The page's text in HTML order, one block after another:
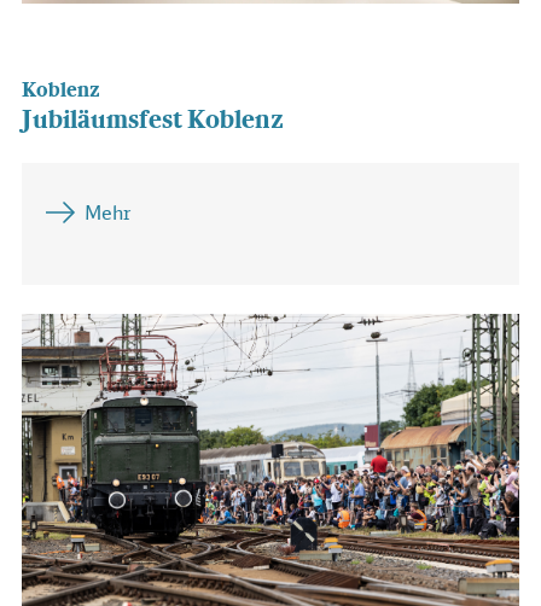
Koblenz
Jubiläumsfest Koblenz
Mehr